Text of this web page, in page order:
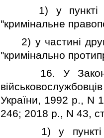
1) у пунктi 5
"кримiнальне
2) у частинi
"кримiнально
16. У Законi
України, 1992 р., N
246; 2018 р., N 43,
1) у пунктi 2